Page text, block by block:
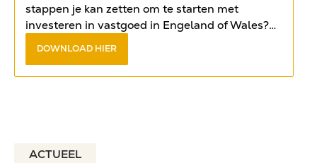
stappen je kan zetten om te starten met
investeren in vastgoed in Engeland of Wales?
DOWNLOAD HIER
ACTUEEL